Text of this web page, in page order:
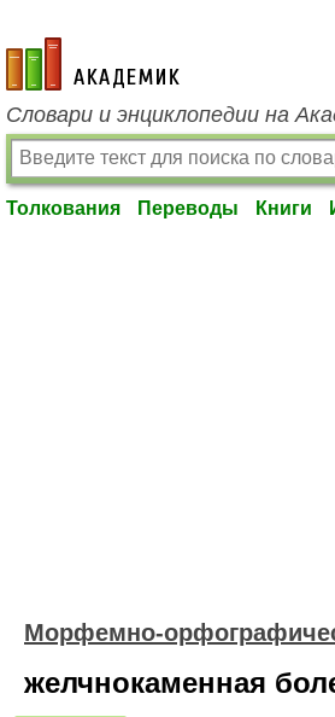
academic.ru
Словари и энциклопедии на
Толкования Переводы Книги
Морфемно-
желчнокаменная